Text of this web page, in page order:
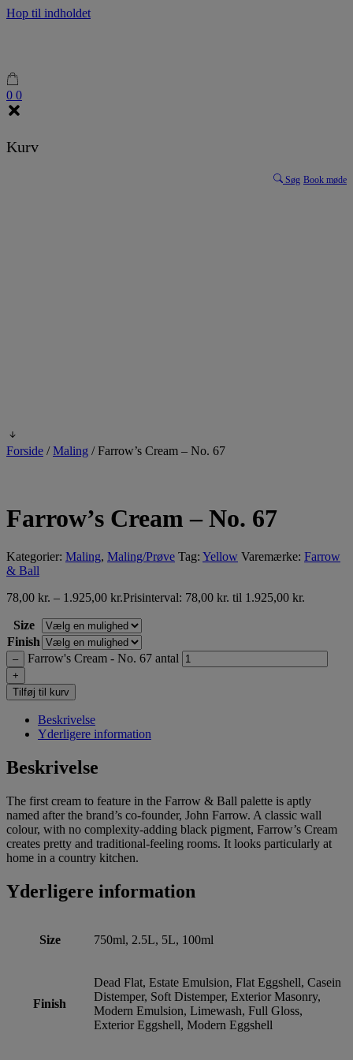
Hop til indholdet
0 0
Kurv
Søg Book møde
Forside /Maling /Farrow’s Cream – No. 67
Farrow’s Cream – No. 67
Kategorier: Maling, Maling/Prøve Tag: Yellow Varemærke: Farrow
& Ball
78,00 kr. – 1.925,00 kr.Prisinterval: 78,00 kr. til 1.925,00 kr.
Size
Finish
– Farrow's Cream - No. 67 antal
+
Tilføj til kurv
Beskrivelse
Yderligere information
Beskrivelse
The first cream to feature in the Farrow & Ball palette is aptly
named after the brand’s co-founder, John Farrow. A classic wall
colour, with no complexity-adding black pigment, Farrow’s Cream
creates pretty and traditional-feeling rooms. It looks particularly at
home in a country kitchen.
Yderligere information
Size 750ml, 2.5L, 5L, 100ml
Finish
Dead Flat, Estate Emulsion, Flat Eggshell, Casein
Distemper, Soft Distemper, Exterior Masonry,
Modern Emulsion, Limewash, Full Gloss,
Exterior Eggshell, Modern Eggshell